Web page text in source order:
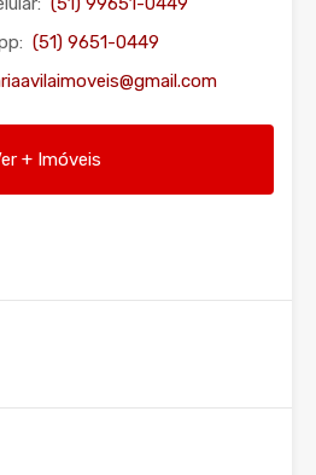
(51) 9651-0449
+ Imóveis